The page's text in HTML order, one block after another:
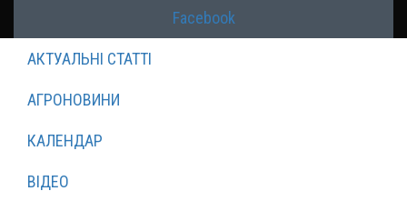
Facebook
АКТУАЛЬНІ СТАТТІ
АГРОНОВИНИ
КАЛЕНДАР
ВІДЕО